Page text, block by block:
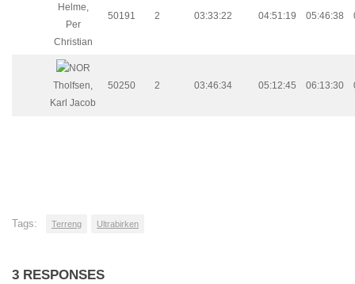
Helme,
Per
Christian
50191 2 03:33:22 04:51:19 05:46:38
Tholfsen,
Karl Jacob
50250 2 03:46:34 05:12:45 06:13:30
Tags: Terreng Ultrabirken
3 RESPONSES